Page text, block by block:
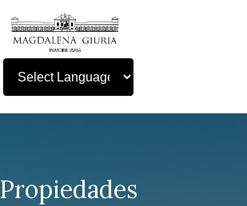
Propiedades